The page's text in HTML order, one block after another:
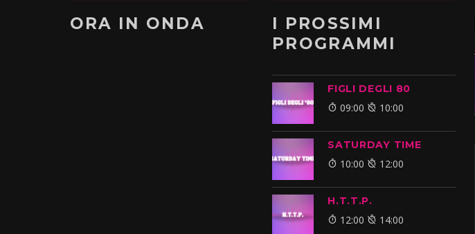
ORA IN ONDA
I PROSSIMI
PROGRAMMI
FIGLI DEGLI 80
09:00 10:00
SATURDAY TIME
10:00 12:00
H.T.T.P.
12:00 14:00